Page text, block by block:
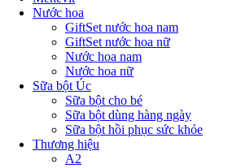
Nước hoa
GiftSet nước hoa nam
GiftSet nước hoa nữ
Nước hoa nam
Nước hoa nữ
Sữa bột Úc
Sữa bột cho bé
Sữa bột dùng hàng ngày
Sữa bột hồi phục sức khỏe
Thương hiệu
A2